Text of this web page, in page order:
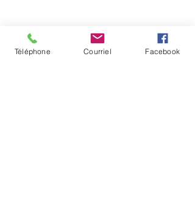
Téléphone Courriel Facebook